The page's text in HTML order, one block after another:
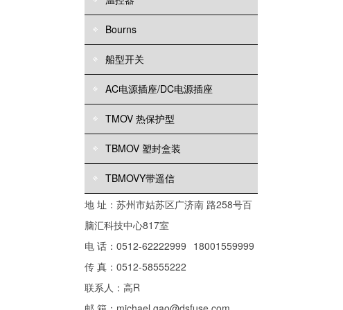
Bourns
船型开关
AC电源插座/DC电源插座
TMOV 热保护型
TBMOV 塑封盒装
TBMOVY带遥信
地 址：苏州市姑苏区广济南 路258号百
脑汇科技中心817室
电 话：0512-62222999 18001559999
传 真：0512-58555222
联系人：高R